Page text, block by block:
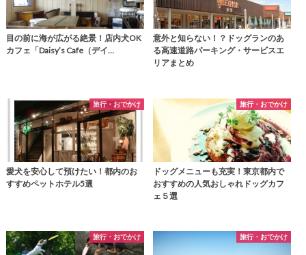
目の前に海が広がる絶景！店内犬OK
カフェ「Daisy’s Cafe（デイ…
意外と知らない！？ドッグランのあ
る高速道路パーキング・サービスエ
リアまとめ
旅行・おでかけ
愛犬を安心して預けたい！都内のお
すすめペットホテル5選
旅行・おでかけ
ドッグメニューも充実！東京都内で
おすすめの人気おしゃれドッグカフ
ェ５選
旅行・おでかけ 旅行・おでかけ